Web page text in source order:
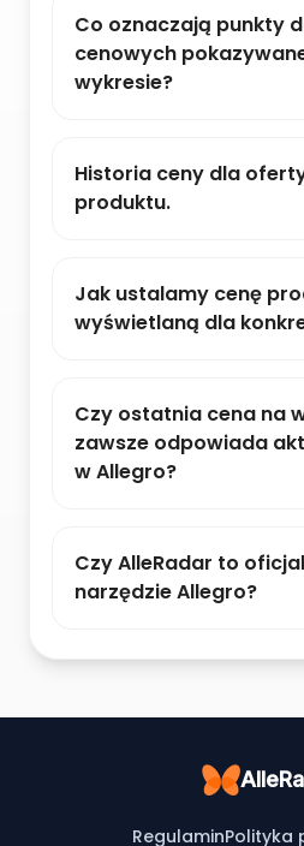
Co oznaczają punkty
cenowych
wykresie?
Historia ceny dla
produktu.
Jak ustalamy cenę
wyświetlaną dla
Czy ostatnia cena na
zawsze odpowiada
w Allegro?
Czy AlleRadar to
narzędzie Allegro?
RegulaminPolityka